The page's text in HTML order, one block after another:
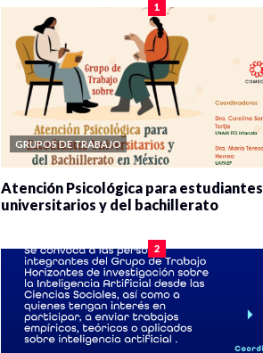
1
GRUPOS DE TRABAJO
Atención Psicológica para estudiantes
universitarios y del bachillerato
2